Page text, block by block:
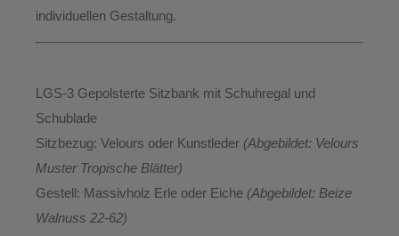
individuellen Gestaltung.
LGS-3 Gepolsterte Sitzbank mit Schuhregal und
Schublade
Sitzbezug: Velours oder Kunstleder (Abgebildet: Velours
Muster Tropische Blätter)
Gestell: Massivholz Erle oder Eiche (Abgebildet: Beize
Walnuss 22-62)